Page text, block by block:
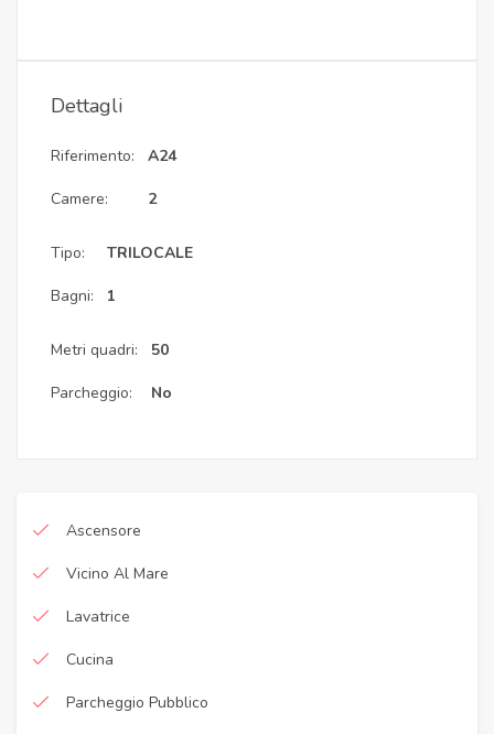
Dettagli
Riferimento:
Camere:
A24
2
Tipo:
Bagni:
TRILOCALE
1
Metri quadri:
Parcheggio:
50
No
Ascensore
Vicino Al Mare
Lavatrice
Cucina
Parcheggio Pubblico